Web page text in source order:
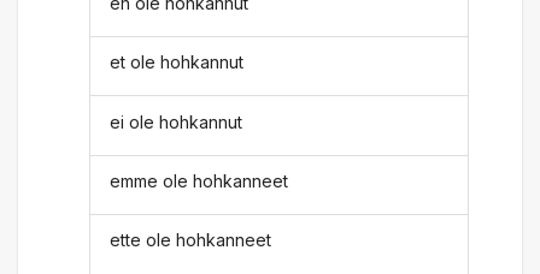
et ole hohkannut
ei ole hohkannut
emme ole hohkanneet
ette ole hohkanneet